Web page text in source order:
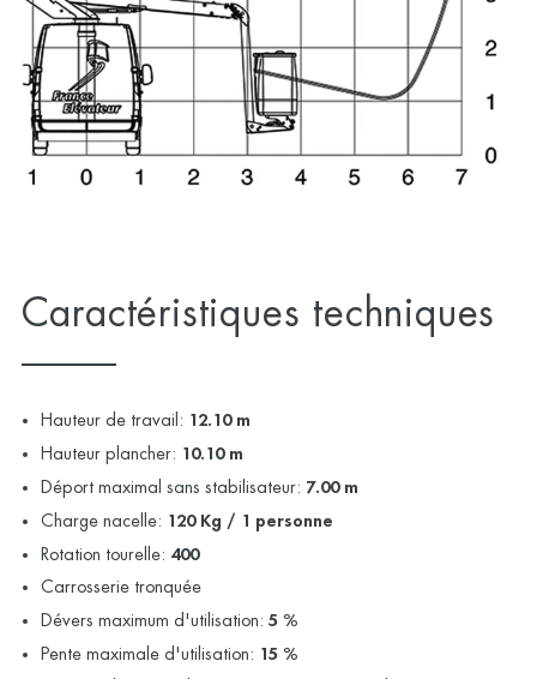
Caractéristiques techniques
Hauteur de travail: 12.10 m
Hauteur plancher: 10.10 m
Déport maximal sans stabilisateur: 7.00 m
Charge nacelle: 120 Kg / 1 personne
Rotation tourelle: 400
Carrosserie tronquée
Dévers maximum d'utilisation: 5 %
Pente maximale d'utilisation: 15 %